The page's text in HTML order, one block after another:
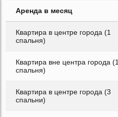
Аренда в месяц
Квартира в центре города (1
спальня)
Квартира вне центра города (1
спальня)
Квартира в центре города (3
спальни)